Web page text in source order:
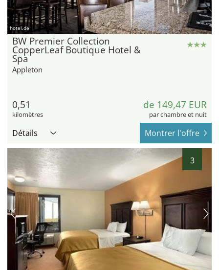
hotel.de
BW Premier Collection
CopperLeaf Boutique Hotel &
Spa
Appleton
0,51
kilomètres
de 149,47 EUR
par chambre et nuit
Détails Montrer l'offre
3